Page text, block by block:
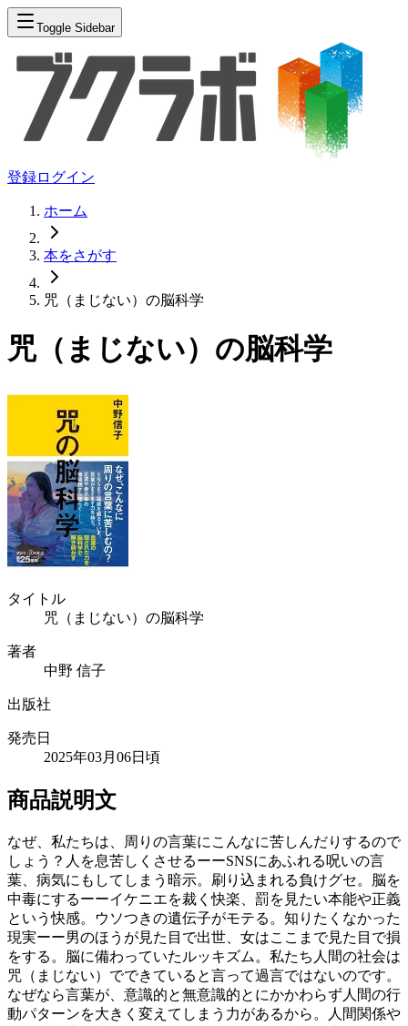
Toggle Sidebar
登録ログイン
ホーム
本をさがす
咒（まじない）の脳科学
咒（まじない）の脳科学
タイトル
咒（まじない）の脳科学
著者
中野 信子
出版社
発売日
2025年03月06日頃
商品説明文
なぜ、私たちは、周りの言葉にこんなに苦しんだりするので
しょう？人を息苦しくさせるーーSNSにあふれる呪いの言
葉、病気にもしてしまう暗示。刷り込まれる負けグセ。脳を
中毒にするーーイケニエを裁く快楽、罰を見たい本能や正義
という快感。ウソつきの遺伝子がモテる。知りたくなかった
現実ーー男のほうが見た目で出世、女はここまで見た目で損
をする。脳に備わっていたルッキズム。私たち人間の社会は
咒（まじない）でできていると言って過言ではないのです。
なぜなら言葉が、意識的と無意識的とにかかわらず人間の行
動パターンを大きく変えてしまう力があるから。人間関係や